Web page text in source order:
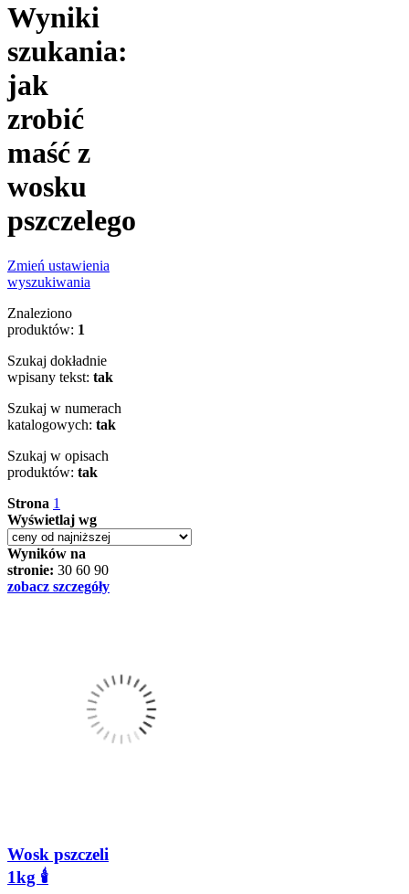
Wyniki
szukania:
jak
zrobić
maść z
wosku
pszczelego
Zmień ustawienia
wyszukiwania
Znaleziono
produktów: 1
Szukaj dokładnie
wpisany tekst: tak
Szukaj w numerach
katalogowych: tak
Szukaj w opisach
produktów: tak
Strona 1
Wyświetlaj wg
Wyników na
stronie: 30 60 90
zobacz szczegóły
Wosk pszczeli
1kg 🕯️